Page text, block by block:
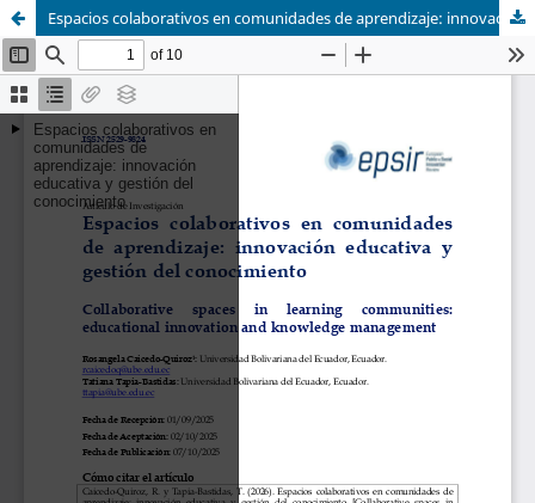
Espacios colaborativos en comunidades de aprendizaje: innovación educativa y gestión del conocimiento